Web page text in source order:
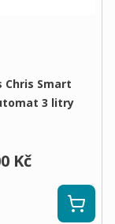
Chris Smart
3 litry
Kč